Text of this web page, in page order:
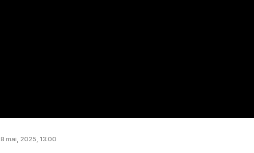
8 mai, 2025, 13:00